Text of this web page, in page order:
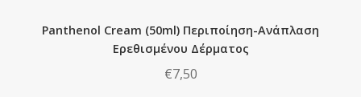
Panthenol Cream (50ml) Περιποίηση-Ανάπλαση
Ερεθισμένου Δέρματος
€7,50